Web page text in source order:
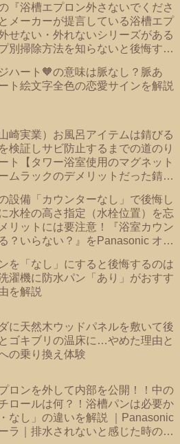
しない為に知っておきたい【防水
イプ】を紹介
『浴槽エプロン外さないでくださ
メーカーが提言している浴槽エプ
せない・外れないシリーズがある
プ別掃除方法を知らないと後悔する
｜TOTO・リクシル・Panasonic
ハート🧡の意味は脈なし？脈あ
ト絵文字全色の恋愛サインを解説
崎実業）お風呂アイテムは錆びる
検証しサビ防止するまでの道のり
ト【タワー浴室使用のマグネット
ムラックのデメリットだった錆を
設備「カウンターなし」で後悔し
水栓の高さ指定（水栓位置）を忘
リットには要注意！『浴室カウン
？いらない？』をPanasonic オフ
を「なし」にすると後悔するのは
濯機に防水パン「あり」がおすす
を解説
に天然木ウッドパネルを敷いて後
ゴキブリの温床に…やめた理由と
の乗り換え体験
ロンを外して内部を公開！！中の
ロールは何？！浴槽パンは必要か
・なし」の違いを解説 ｜Panasonic
ラ｜排水されないと感じた時のバ